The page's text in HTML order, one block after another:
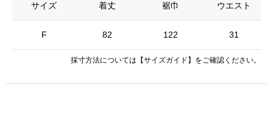
サイズ
F
着丈 裾巾 ウエスト
82 122 31
採寸方法については 【サイズガイド】 をご確認ください。